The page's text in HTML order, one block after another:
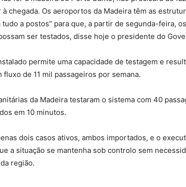
à chegada. Os aeroportos da Madeira têm as
tudo a postos” para que, a partir de segunda-feira,
ser testados, disse hoje o presidente do
permite uma capacidade de testagem e
fluxo de 11 mil passageiros por semana.
da Madeira testaram o sistema com 40
em 10 minutos.
dois casos ativos, ambos importados, e o
a situação se mantenha sob controlo sem
região.